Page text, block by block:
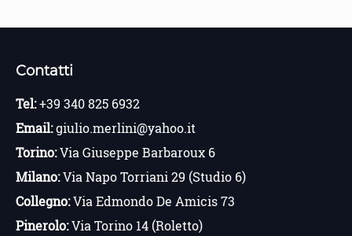
Contatti
Tel:+39 340 825 6932
Email:giulio.merlini@yahoo.it
Torino:Via Giuseppe Barbaroux 6
Milano:Via Napo Torriani 29 (Studio 6)
Collegno:Via Edmondo De Amicis 73
Pinerolo:Via Torino 14 (Roletto)